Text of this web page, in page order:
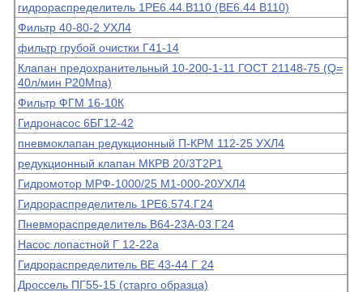
гидрораспределитель 1РЕ6.44.В110 (ВЕ6.44 В110)
Фильтр 40-80-2 УХЛ4
фильтр грубой очистки Г41-14
Клапан предохранительный 10-200-1-11 ГОСТ 21148-75 (Q=
40л/мин Р20Мпа)
Фильтр ФГМ 16-10К
Гидронасос 6БГ12-42
пневмоклапан редукционный П-КРМ 112-25 УХЛ4
редукционный клапан МКРВ 20/3Т2Р1
Гидромотор МРФ-1000/25 М1-000-20УХЛ4
Гидрораспределитель 1РЕ6.574.Г24
Пневмораспределитель В64-23А-03 Г24
Насос лопастной Г 12-22а
Гидрораспределитель ВЕ 43-44 Г 24
Дроссель ПГ55-15 (старго образца)